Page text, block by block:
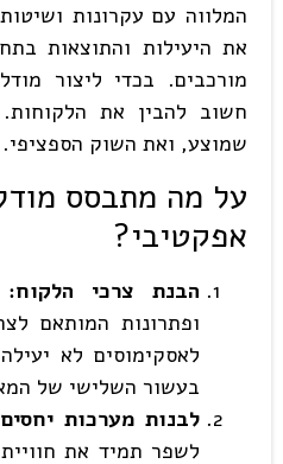
המלווה עם עקרונות
את היעילות והתוצאות
מורכבים. בכדי ליצור
חשוב להבין את
שמוצע, ואת השוק הספציפי.
על מה מתבסס
אפקטיבי?
הבנת צרכי הלקוח:
ופתרונות המותאם
לאסקימוסים לא
בעשור השלישי של המאה
לבנות מערכות
לשפר תמיד את